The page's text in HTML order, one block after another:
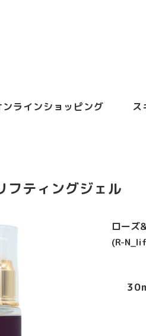
ンラインショッピング ス
フティングジェル
ローズ
(R-